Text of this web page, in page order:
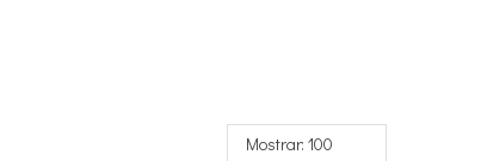
Mostrar: 100